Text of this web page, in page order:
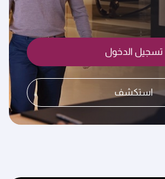
تسجيل الدخول
استكشف